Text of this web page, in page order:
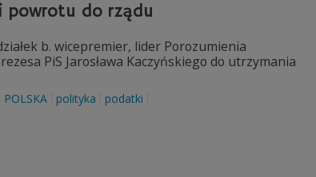
powrotu do rządu
b. wicepremier, lider Porozumienia
PiS Jarosława Kaczyńskiego do utrzymania
POLSKA polityka podatki